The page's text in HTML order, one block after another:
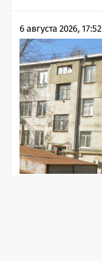
6 августа 2026, 17:52